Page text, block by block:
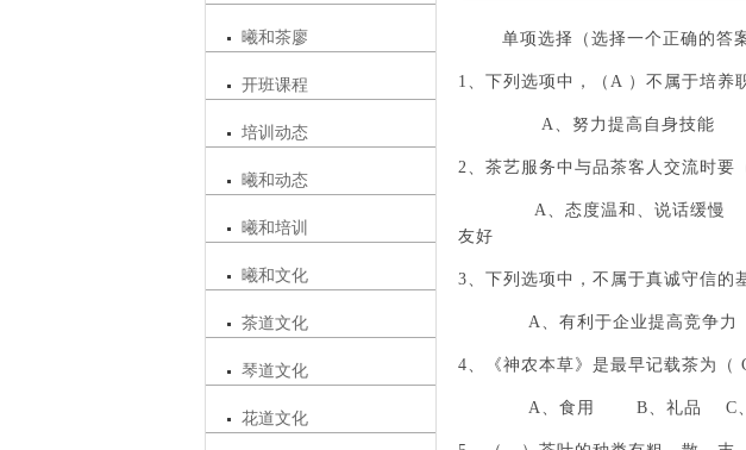
曦和茶廖
开班课程
培训动态
曦和动态
曦和培训
曦和文化
茶道文化
琴道文化
花道文化
一、 单项选择（选择一个正确的答案
1、下列选项中，（A ）不属于培养
A、努力提高自身技能
2、茶艺服务中与品茶客人交流时要
A、态度温和、说话缓慢
友好
3、下列选项中，不属于真诚守信的
A、有利于企业提高竞
4、《神农本草》是最早记载茶为（
A、食用 B、礼品 C